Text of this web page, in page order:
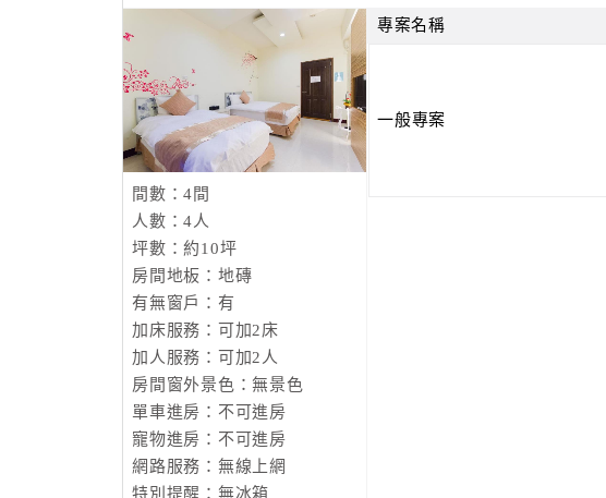
間數：4間
人數：4人
坪數：約10坪
房間地板：地磚
有無窗戶：有
加床服務：可加2床
加人服務：可加2人
房間窗外景色：無景色
單車進房：不可進房
寵物進房：不可進房
網路服務：無線上網
特別提醒：無冰箱
專案名稱
一般專案